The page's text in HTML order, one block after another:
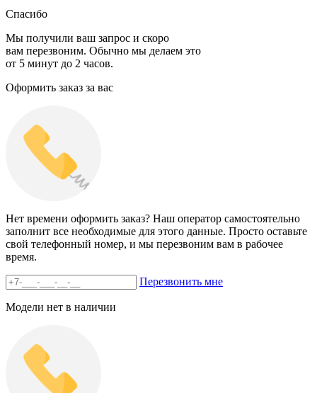
Спасибо
Мы получили ваш запрос и скоро
вам перезвоним. Обычно мы делаем это
от 5 минут до 2 часов.
Оформить заказ за вас
Нет времени оформить заказ? Наш оператор самостоятельно
заполнит все необходимые для этого данные. Просто оставьте
свой телефонный номер, и мы перезвоним вам в рабочее
время.
Перезвонить мне
Модели нет в наличии